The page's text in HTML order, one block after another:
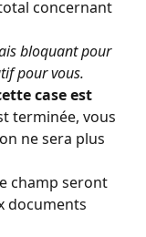
concernant
bloquant pour
pour vous.
case est
terminée, vous
ne sera plus
champ seront
documents